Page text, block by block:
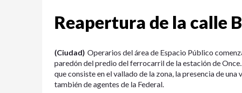
Reapertura de la calle
(Ciudad) Operarios del área de Espacio Público
paredón del predio del ferrocarril de la estación de
que consiste en el vallado de la zona, la presencia de
también de agentes de la Federal.